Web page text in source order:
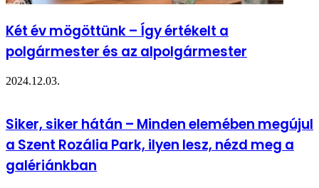
Két év mögöttünk – Így értékelt a
polgármester és az alpolgármester
2024.12.03.
Siker, siker hátán – Minden elemében megújul
a Szent Rozália Park, ilyen lesz, nézd meg a
galériánkban